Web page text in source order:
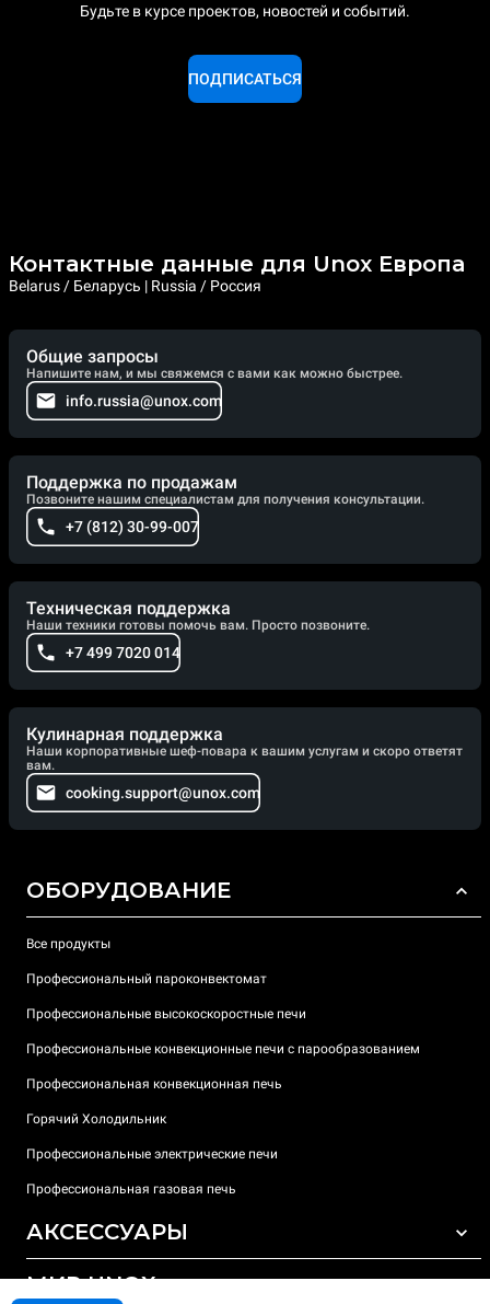
Будьте в курсе проектов, новостей и событий.
ПОДПИСАТЬСЯ
Контактные данные для Unox Европа
Belarus / Беларусь | Russia / Россия
Общие запросы
Напишите нам, и мы свяжемся с вами как можно быстрее.
info.russia@unox.com
Поддержка по продажам
Позвоните нашим специалистам для получения консультации.
+7 (812) 30-99-007
Техническая поддержка
Наши техники готовы помочь вам. Просто позвоните.
+7 499 7020 014
Кулинарная поддержка
Наши корпоративные шеф-повара к вашим услугам и скоро ответят
вам.
cooking.support@unox.com
ОБОРУДОВАНИЕ
Все продукты
Профессиональный пароконвектомат
Профессиональные высокоскоростные печи
Профессиональные конвекционные печи с парообразованием
Профессиональная конвекционная печь
Горячий Холодильник
Профессиональные электрические печи
Профессиональная газовая печь
АКСЕССУАРЫ
МИР UNOX